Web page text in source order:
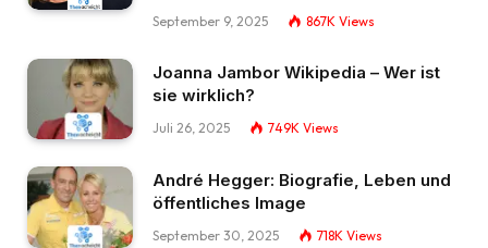
September 9, 2025 867K Views
Joanna Jambor Wikipedia – Wer ist
sie wirklich?
Juli 26, 2025 749K Views
André Hegger: Biografie, Leben und
öffentliches Image
September 30, 2025 718K Views